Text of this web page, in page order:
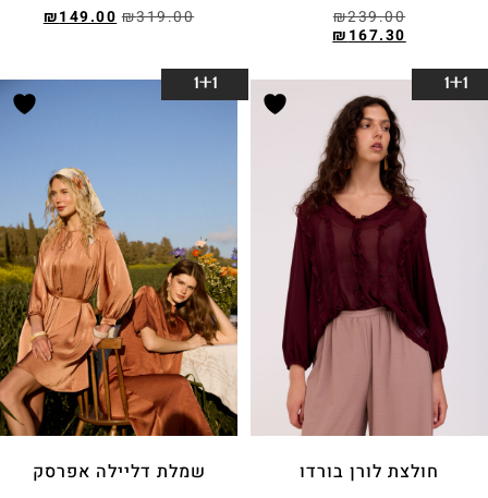
₪239.00
₪167.30
בחר אפשרויות
₪319.00
₪149.00
1+1
חולצת לורן בורדו
1+1
שמלת דליילה אפרסק